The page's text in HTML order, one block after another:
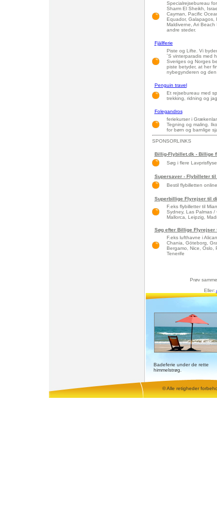
Specialrejsebureau
Sharm El Sheikh,
Cayman, Pacific
Equador,
Maldiverne, Ari
andre steder.
Fjällferie
Piste og Lifte. Vi
´S vinterparadis med
Sveriges og Norges
piste betyder, at her
nybegynderen og
Penguin travel
Et rejsebureau med
trekking, ridning og
Folegandros
feriekurser i
Tegning og maling.
for børn og barnlige
SPONSORLINKS
Billig-Flybillet.dk - Billige
Søg i flere
Supersaver - Flybilleter
Bestil flybilletten
Superbillige Flyrejser til
F.eks flybilletter til
Sydney, Las Palmas /
Mallorca, Leipzig,
Søg efter Billige Flyrejser
F.eks lufthavne i
Chania, Göteborg,
Bergamo, Nice, Oslo,
Tenerife
Prøv
Eller:
Badeferie under de rette
himmelstrøg.
© Alle retigheder